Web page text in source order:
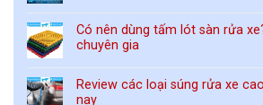
Có nên dùng tấm lót sàn rửa
chuyên gia
Review các loại súng rửa xe
nay